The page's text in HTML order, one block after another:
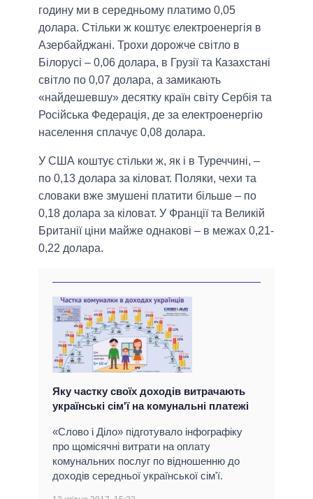
годину ми в середньому платимо 0,05
долара. Стільки ж коштує електроенергія в
Азербайджані. Трохи дорожче світло в
Білорусі – 0,06 долара, в Грузії та Казахстані
світло по 0,07 долара, а замикають
«найдешевшу» десятку країн світу Сербія та
Російська Федерація, де за електроенергію
населення сплачує 0,08 долара.
У США коштує стільки ж, як і в Туреччині, –
по 0,13 долара за кіловат. Поляки, чехи та
словаки вже змушені платити більше – по
0,18 долара за кіловат. У Франції та Великій
Британії ціни майже однакові – в межах 0,21-
0,22 долара.
Яку частку своїх доходів витрачають
українські сім'ї на комунальні платежі
«Слово і Діло» підготувало інфографіку
про щомісячні витрати на оплату
комунальних послуг по відношенню до
доходів середньої української сім'ї.